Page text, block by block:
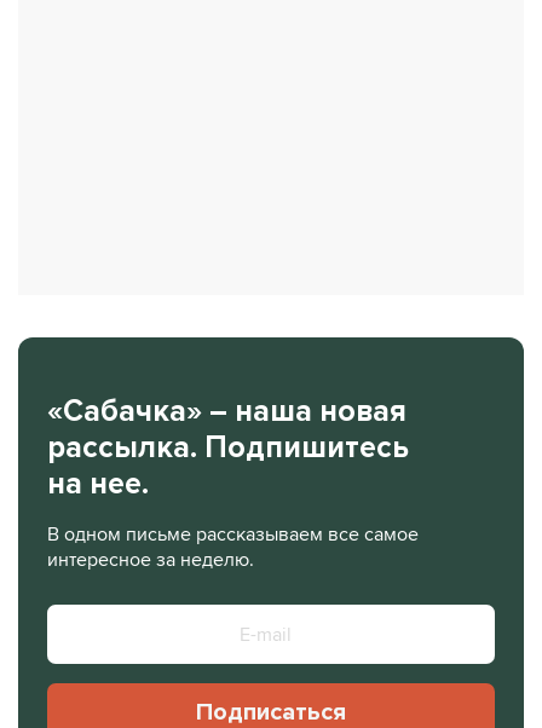
«Сабачка» – наша новая
рассылка. Подпишитесь
на нее.
В одном письме рассказываем все самое
интересное за неделю.
Подписаться